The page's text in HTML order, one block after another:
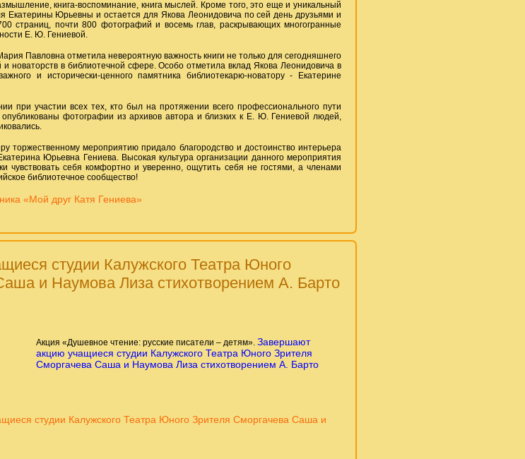
книга-воспоминание, книга мыслей. Кроме того, это еще и уникальный
Екатерины Юрьевны и остается для Якова Леонидовича по сей день друзьями и
страниц, почти 800 фотографий и восемь глав, раскрывающих многогранные
Е. Ю. Гениевой.
Павловна отметила невероятную важность книги не только для сегодняшнего
новаторств в библиотечной сфере. Особо отметила вклад Якова Леонидовича в
и исторически-ценного памятника библиотекарю-новатору - Екатерине
при участии всех тех, кто был на протяжении всего профессионального пути
фотографии из архивов автора и близких к Е. Ю. Гениевой людей,
торжественному мероприятию придало благородство и достоинство интерьера
Юрьевна Гениева. Высокая культура организации данного мероприятия
чувствовать себя комфортно и уверенно, ощутить себя не гостями, а членами
библиотечное сообщество!
«Мой друг Катя Гениева»
студии Калужского Театра Юного
и Наумова Лиза стихотворением А. Барто
Акция «Душевное чтение: русские писатели – детям». Завершают
акцию учащиеся студии Калужского Театра Юного Зрителя
Сморгачева Саша и Наумова Лиза стихотворением А. Барто
студии Калужского Театра Юного Зрителя Сморгачева Саша и